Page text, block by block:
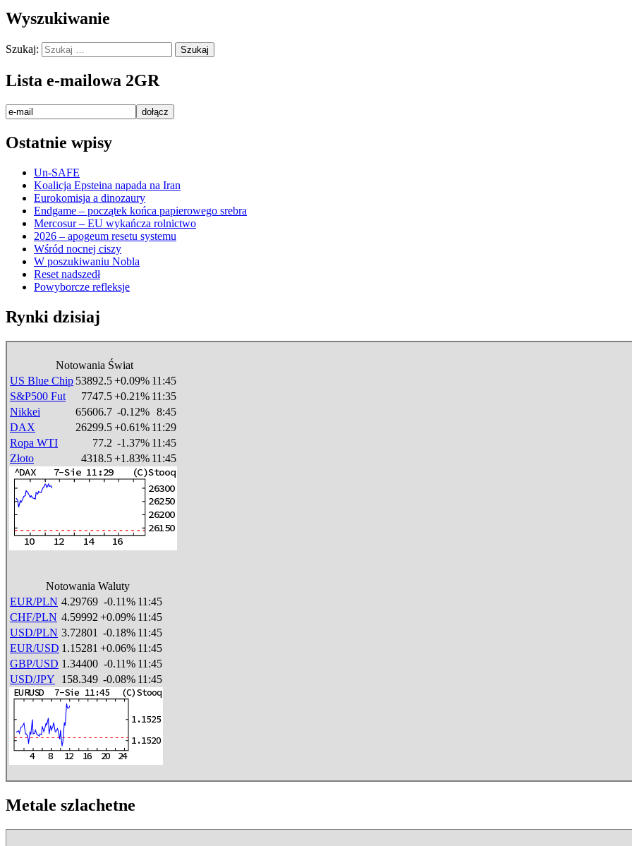
Wyszukiwanie
Szukaj:
Lista e-mailowa 2GR
Ostatnie wpisy
Un-SAFE
Koalicja Epsteina napada na Iran
Eurokomisja a dinozaury
Endgame – początek końca papierowego srebra
Mercosur – EU wykańcza rolnictwo
2026 – apogeum resetu systemu
Wśród nocnej ciszy
W poszukiwaniu Nobla
Reset nadszedł
Powyborcze refleksje
Rynki dzisiaj
Notowania Świat
US Blue Chip 53892.5+0.09% 11:45
S&P500 Fut
7747.5+0.21% 11:35
Nikkei
65606.7 -0.12% 8:45
DAX
26299.5+0.61% 11:29
Ropa WTI
77.2 -1.37% 11:45
Złoto
4318.5+1.83% 11:45
Notowania Waluty
EUR/PLN 4.29769 -0.11% 11:45
CHF/PLN 4.59992 +0.09% 11:45
USD/PLN 3.72801 -0.18% 11:45
EUR/USD 1.15281 +0.06% 11:45
GBP/USD 1.34400 -0.11% 11:45
USD/JPY
158.349 -0.08% 11:45
Metale szlachetne